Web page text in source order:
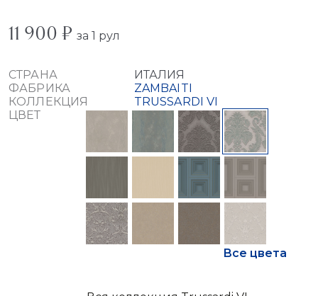
11 900 ₽ за 1 рул
СТРАНА
ИТАЛИЯ
ФАБРИКА
ZAMBAITI
КОЛЛЕКЦИЯ
TRUSSARDI VI
ЦВЕТ
Все цвета